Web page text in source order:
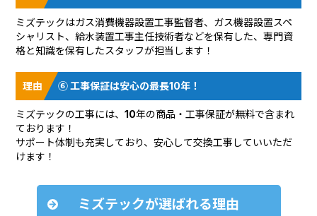
ミズテックはガス消費機器設置工事監督者、ガス機器設置スペ
シャリスト、給水装置工事主任技術者などを保有した、専門資
格と知識を保有したスタッフが担当します！
⑥ 工事保証は安心の最長10年！
ミズテックの工事には、10年の商品・工事保証が無料で含まれ
ております！
サポート体制も充実しており、安心して交換工事していいただ
けます！
ミズテックが選ばれる理由